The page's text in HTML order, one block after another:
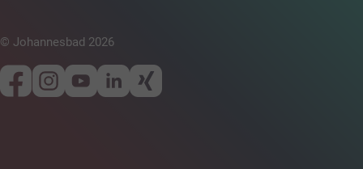
© Johannesbad 2026